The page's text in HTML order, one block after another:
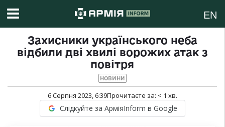
EN
Захисники українського неба
відбили дві хвилі ворожих атак з
повітря
НОВИНИ
6 Серпня 2023, 6:39Прочитаєте за: < 1 хв.
Слідкуйте за АрміяInform в Google